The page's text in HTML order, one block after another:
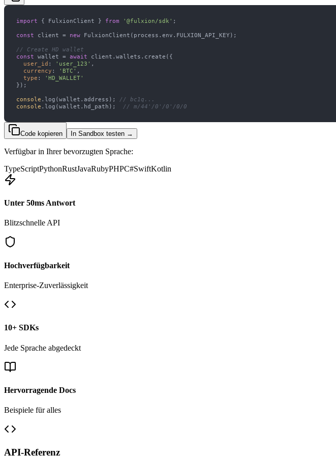
import { FulxionClient } from '@fulxion/sdk'
const client = new
// Create HD wallet
const wallet = await
user_id : 'user_123'
currency : 'BTC'
type :
'HD_WALLET'
console .log(wallet.address); // bc1q...
console .log(wallet.hd_path); // m/44'/0'/0'/0/0
Code kopieren In Sandbox testen →
Verfügbar in Ihrer bevorzugten Sprache:
TypeScriptPythonRustJavaRubyPHPC#SwiftKotlin
Unter 50ms Antwort
Blitzschnelle API
Hochverfügbarkeit
Enterprise-Zuverlässigkeit
10+ SDKs
Jede Sprache abgedeckt
Hervorragende Docs
Beispiele für alles
API-Referenz